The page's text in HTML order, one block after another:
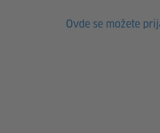
Ovde se možete